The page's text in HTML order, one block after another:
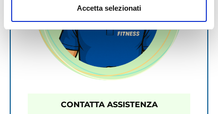
Accetta selezionati
CONTATTA ASSISTENZA